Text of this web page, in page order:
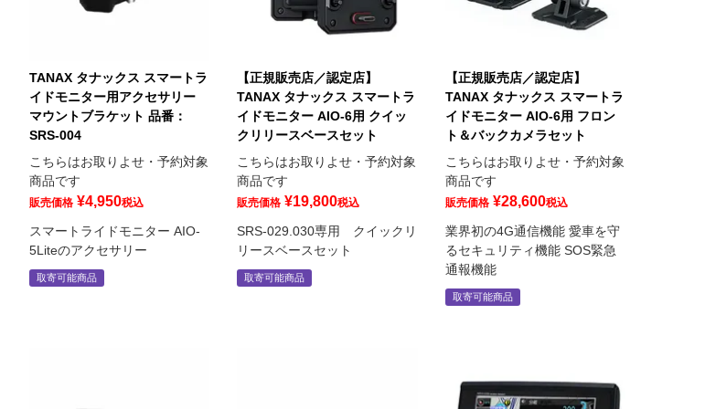
TANAX タナックス スマートラ
イドモニター用アクセサリー
マウントブラケット 品番：
SRS-004
こちらはお取りよせ・予約対象
商品です
販売価格 ¥4,950税込
スマートライドモニター AIO-
5Liteのアクセサリー
取寄可能商品
【正規販売店／認定店】
TANAX タナックス スマートラ
イドモニター AIO-6用 クイッ
クリリースベースセット
こちらはお取りよせ・予約対象
商品です
販売価格 ¥19,800税込
SRS-029.030専用 クイックリ
リースベースセット
取寄可能商品
【正規販売店／認定店】
TANAX タナックス スマートラ
イドモニター AIO-6用 フロン
ト＆バックカメラセット
こちらはお取りよせ・予約対象
商品です
販売価格 ¥28,600税込
業界初の4G通信機能 愛車を守
るセキュリティ機能 SOS緊急
通報機能
取寄可能商品